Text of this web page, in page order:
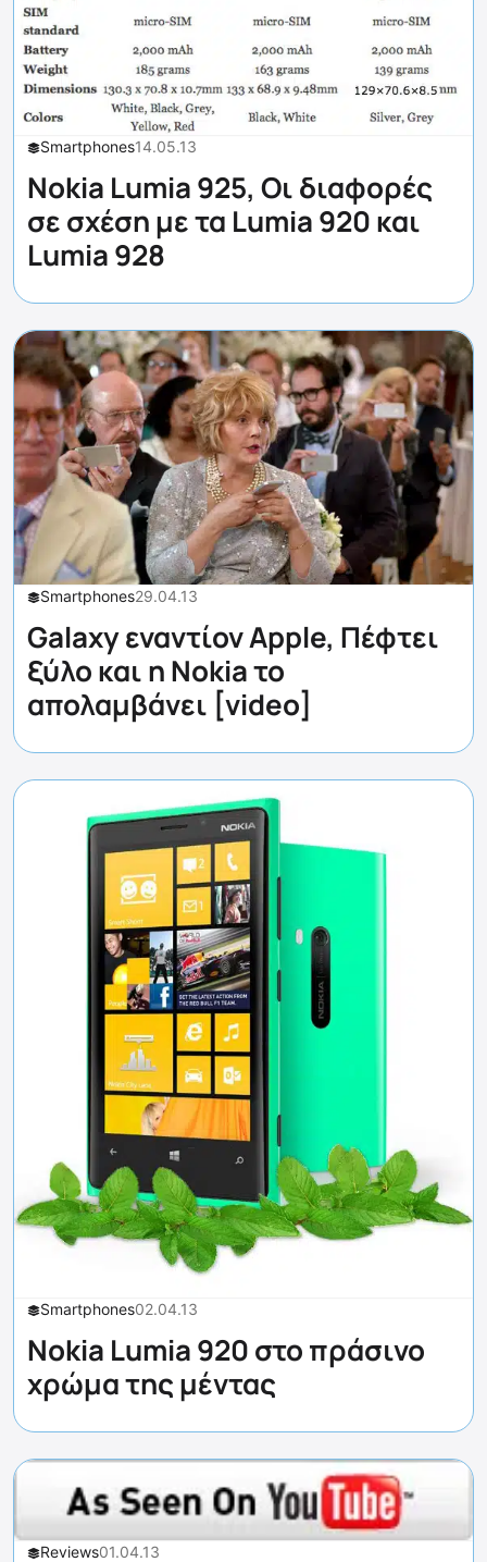
Smartphones14.05.13
Nokia Lumia 925, Οι διαφορές
σε σχέση με τα Lumia 920 και
Lumia 928
Smartphones29.04.13
Galaxy εναντίον Apple, Πέφτει
ξύλο και η Nokia το
απολαμβάνει [video]
Smartphones02.04.13
Nokia Lumia 920 στο πράσινο
χρώμα της μέντας
Reviews01.04.13